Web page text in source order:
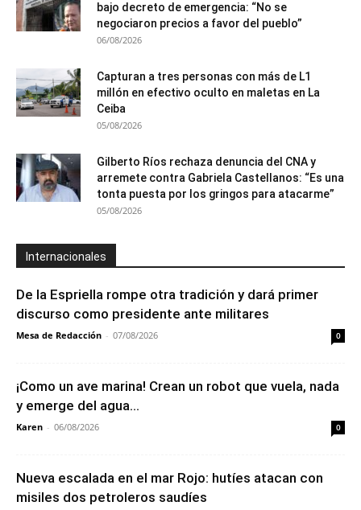
bajo decreto de emergencia: “No se
negociaron precios a favor del pueblo”
06/08/2026
Capturan a tres personas con más de L1
millón en efectivo oculto en maletas en La
Ceiba
05/08/2026
Gilberto Ríos rechaza denuncia del CNA y
arremete contra Gabriela Castellanos: “Es una
tonta puesta por los gringos para atacarme”
05/08/2026
Internacionales
De la Espriella rompe otra tradición y dará primer
discurso como presidente ante militares
Mesa de Redacción - 07/08/2026 0
¡Como un ave marina! Crean un robot que vuela, nada
y emerge del agua...
Karen - 06/08/2026 0
Nueva escalada en el mar Rojo: hutíes atacan con
misiles dos petroleros saudíes